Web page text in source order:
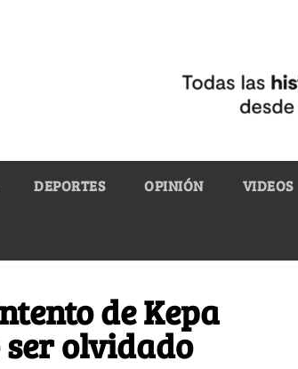
DEPORTES OPINIÓN VIDEOS
de Kepa
olvidado